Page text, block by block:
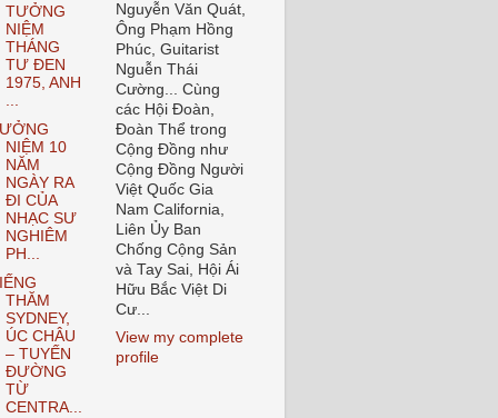
TƯỞNG
NIỆM
THÁNG
TƯ ĐEN
1975, ANH
...
NIỆM 10
NĂM
NGÀY RA
ĐI CỦA
NHẠC SƯ
NGHIÊM
PH...
THĂM
SYDNEY,
ÚC CHÂU
– TUYẾN
ĐƯỜNG
TỪ
CENTRA...
Nguyễn Văn Quát,
Ông Phạm Hồng
Phúc, Guitarist
Nguễn Thái
Cường... Cùng
các Hội Đoàn,
Đoàn Thể trong
Cộng Đồng như
Cộng Đồng Người
Việt Quốc Gia
Nam California,
Liên Ủy Ban
Chống Cộng Sản
và Tay Sai, Hội Ái
Hữu Bắc Việt Di
Cư...
View my complete
profile